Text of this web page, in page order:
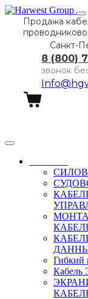
Продажа
Санкт-
8 (800)
звонок
Гибкий